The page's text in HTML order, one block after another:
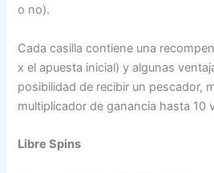
o no).
Cada casilla contiene una
x el apuesta inicial) y algunas
posibilidad de recibir un pescador,
multiplicador de ganancia hasta 10
Libre Spins